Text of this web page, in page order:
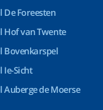
De Foreesten
Hof van Twente
Bovenkarspel
Ie-Sicht
Auberge de Moerse